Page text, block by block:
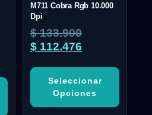
M711 Cobra Rgb 10.000
Dpi
$133.900
$ 112.476
Seleccionar
Opciones